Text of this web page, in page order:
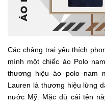
Các chàng trai yêu thích
mình một chiếc áo Polo
thương hiệu áo polo nam
Lauren là thương hiệu lừng
nước Mỹ. Mặc dù cái tên